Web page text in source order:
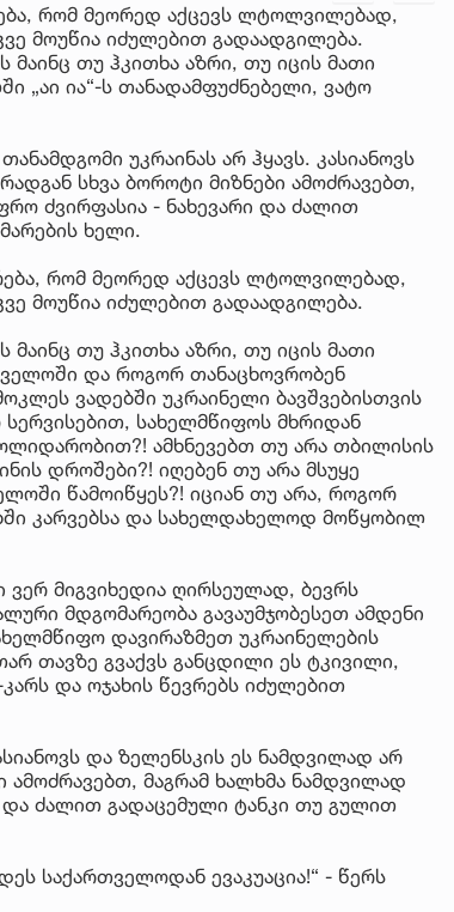
რომ მეორედ აქცევს ლტოლვილებად,
მოუწია იძულებით გადაადგილება.
მაინც თუ ჰკითხა აზრი, თუ იცის მათი
„აი ია“-ს თანადამფუძნებელი, ვატო
უკრაინას არ ჰყავს. კასიანოვს
სხვა ბოროტი მიზნები ამოძრავებთ,
ძვირფასია - ნახევარი და ძალით
ხელი.
რომ მეორედ აქცევს ლტოლვილებად,
მოუწია იძულებით გადაადგილება.
მაინც თუ ჰკითხა აზრი, თუ იცის მათი
და როგორ თანაცხოვრობენ
ვადებში უკრაინელი ბავშვებისთვის
სახელმწიფოს მხრიდან
ამხნევებთ თუ არა თბილისის
დროშები?! იღებენ თუ არა მსუყე
წამოიწყეს?! იციან თუ არა, როგორ
კარვებსა და სახელდახელოდ მოწყობილ
მიგვიხედია ღირსეულად, ბევრს
მდგომარეობა გავაუმჯობესეთ ამდენი
დავირაზმეთ უკრაინელების
თავზე გვაქვს განცდილი ეს ტკივილი,
და ოჯახის წევრებს იძულებით
და ზელენსკის ეს ნამდვილად არ
ამოძრავებთ, მაგრამ ხალხმა ნამდვილად
და ძალით გადაცემული ტანკი თუ გულით
საქართველოდან ევაკუაცია!“ - წერს